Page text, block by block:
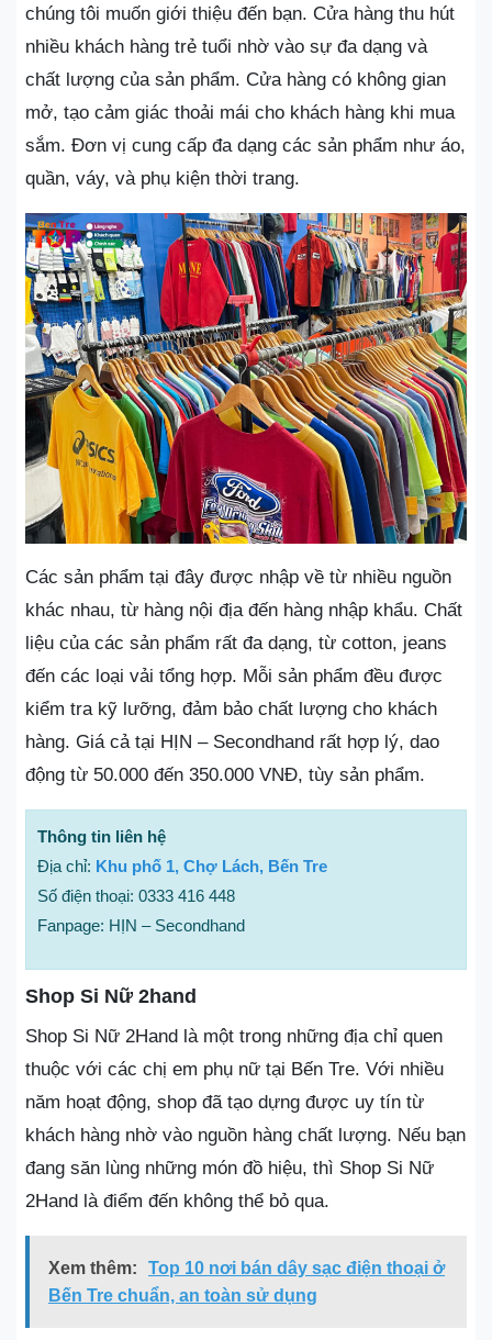
chúng tôi muốn giới thiệu đến bạn. Cửa hàng thu hút
nhiều khách hàng trẻ tuổi nhờ vào sự đa dạng và
chất lượng của sản phẩm. Cửa hàng có không gian
mở, tạo cảm giác thoải mái cho khách hàng khi mua
sắm. Đơn vị cung cấp đa dạng các sản phẩm như áo,
quần, váy, và phụ kiện thời trang.
Các sản phẩm tại đây được nhập về từ nhiều nguồn
khác nhau, từ hàng nội địa đến hàng nhập khẩu. Chất
liệu của các sản phẩm rất đa dạng, từ cotton, jeans
đến các loại vải tổng hợp. Mỗi sản phẩm đều được
kiểm tra kỹ lưỡng, đảm bảo chất lượng cho khách
hàng. Giá cả tại HỊN – Secondhand rất hợp lý, dao
động từ 50.000 đến 350.000 VNĐ, tùy sản phẩm.
Thông tin liên hệ
Địa chỉ: Khu phố 1, Chợ Lách, Bến Tre
Số điện thoại: 0333 416 448
Fanpage: HỊN – Secondhand
Shop Si Nữ 2hand
Shop Si Nữ 2Hand là một trong những địa chỉ quen
thuộc với các chị em phụ nữ tại Bến Tre. Với nhiều
năm hoạt động, shop đã tạo dựng được uy tín từ
khách hàng nhờ vào nguồn hàng chất lượng. Nếu bạn
đang săn lùng những món đồ hiệu, thì Shop Si Nữ
2Hand là điểm đến không thể bỏ qua.
Xem thêm:
Top 10 nơi bán dây sạc điện thoại ở
Bến Tre chuẩn, an toàn sử dụng